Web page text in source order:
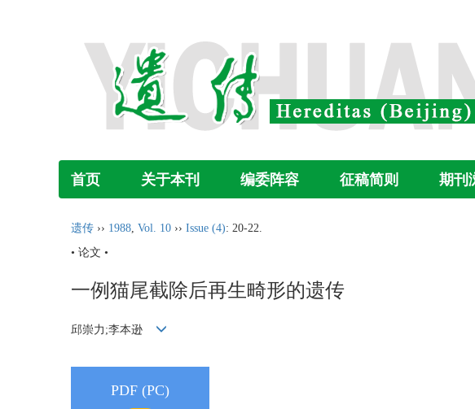
首页 关于本刊 编委阵容 征稿简则 期刊
遗传 ›› 1988, Vol. 10 ›› Issue (4): 20-22.
• 论文 •
一例猫尾截除后再生畸形的遗传
邱崇力;李本逊
PDF (PC)